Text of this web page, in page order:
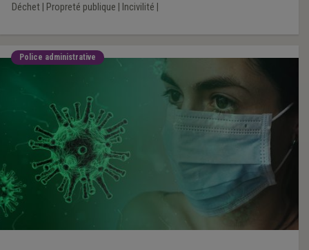
Déchet| Propreté publique Incivilité
Police administrative